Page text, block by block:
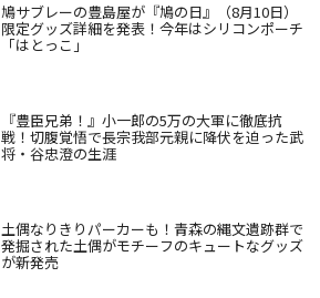
鳩サブレーの豊島屋が『鳩の日』（8月10日）
限定グッズ詳細を発表！今年はシリコンポーチ
「はとっこ」
『豊臣兄弟！』小一郎の5万の大軍に徹底抗
戦！切腹覚悟で長宗我部元親に降伏を迫った武
将・谷忠澄の生涯
土偶なりきりパーカーも！青森の縄文遺跡群で
発掘された土偶がモチーフのキュートなグッズ
が新発売